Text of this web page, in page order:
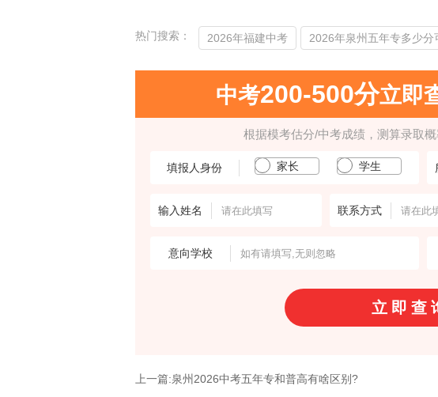
热门搜索： 2026年福建中考 2026年泉州五年专多少分
中考200-500分立即
根据模考估分/中考成绩，测算录取概
填报人身份 家长 学生
输入姓名 联系方式
意向学校
上一篇:泉州2026中考五年专和普高有啥区别?